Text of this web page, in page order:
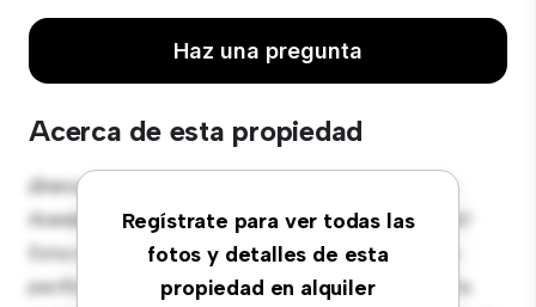
Haz una pregunta
Acerca de esta propiedad
Regístrate para ver todas las
fotos y detalles de esta
propiedad en alquiler
¡Bienvenido a tu nueva estancia en Calle Conde de
Aranda 5, 4A, 28001, Madrid, Salamanca, Retiro, Tbt!
Esta cómoda habitación ofrece un espacio de vida
pacífico y privado. Amueblada con lo esencial para tu